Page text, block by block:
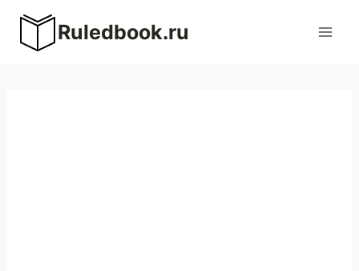
Перейти
содержимому
Ruledbook.ru